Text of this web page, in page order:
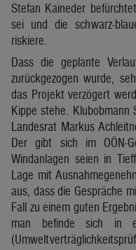
Stefan Kaineder
sei und die schwarz-
riskiere.
Dass die geplante
zurückgezogen wurde,
das Projekt verzögert
Kippe stehe. Klubobmann
Landesrat Markus
Der gibt sich im OÖN-
Windanlagen seien in
Lage mit
aus, dass die Gespräche
Fall zu einem guten
man befinde sich in